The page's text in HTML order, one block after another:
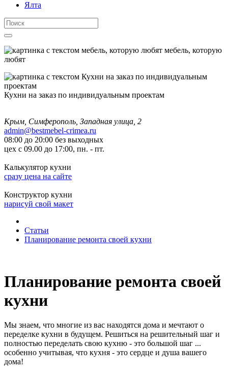
Ялта
мебель, которую
любят
Кухни на заказ по индивидуальным проектам
Крым, Симферополь, Западная улица, 2
admin@bestmebel-crimea.ru
08:00 до 20:00 без выходных
цех с 09.00 до 17:00, пн. - пт.
Калькулятор кухни
сразу цена на сайте
Конструктор кухни
нарисуй свой макет
Статьи
Планирование ремонта своей кухни
Планирование ремонта своей
кухни
Мы знаем, что многие из вас находятся дома и мечтают о
переделке кухни в будущем. Решиться на решительный шаг и
полностью переделать свою кухню - это большой шаг ...
особенно учитывая, что кухня - это сердце и душа вашего
дома!